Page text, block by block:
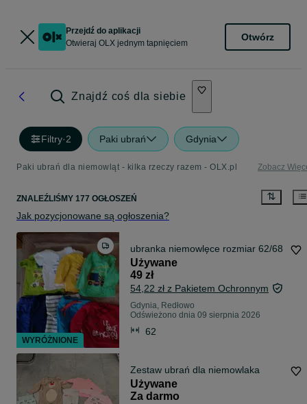
Przejdź do aplikacji
Otwieraj OLX jednym tapnięciem
Otwórz
Znajdź coś dla siebie
Filtry·2 Paki ubrań Gdynia
Paki ubrań dla niemowląt - kilka rzeczy razem - OLX.pl Zobacz
ZNALEŹLIŚMY 177 OGŁOSZEŃ
Jak pozycjonowane są ogłoszenia?
ubranka niemowlęce rozmiar 62/68
Używane
49 zł
54,22 zł z Pakietem Ochronnym
Gdynia, Redłowo
Odświeżono dnia 09 sierpnia 2026
62
Zestaw ubrań dla niemowlaka
Używane
Za darmo
WYRÓŻNIONE